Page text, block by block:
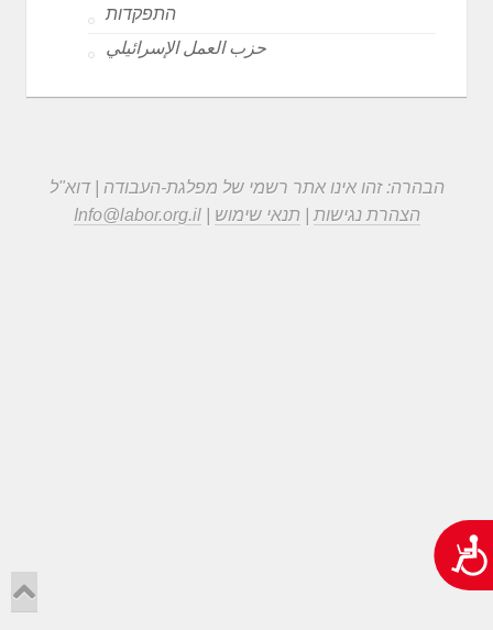
נגישות
התפקדות
حزب العمل الإسرائيلي
הבהרה: זהו אינו אתר רשמי של מפלגת-העבודה | דוא"ל
Info@labor.org.il| הצהרת נגישות תנאי שימוש